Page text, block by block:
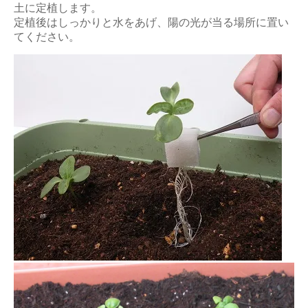
土に定植します。
定植後はしっかりと水をあげ、陽の光が当る場所に置い
てください。